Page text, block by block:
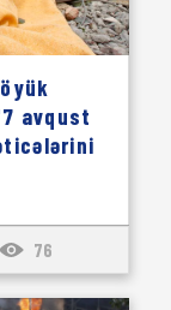
avqust
76